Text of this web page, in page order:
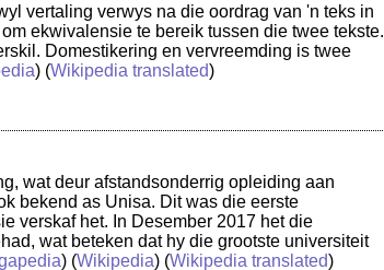
vertaling verwys na die oordrag van 'n teks in
ekwivalensie te bereik tussen die twee tekste.
Domestikering en vervreemding is twee
) (Wikipedia translated)
wat deur afstandsonderrig opleiding aan
bekend as Unisa. Dit was die eerste
verskaf het. In Desember 2017 het die
wat beteken dat hy die grootste universiteit
) (Wikipedia) (Wikipedia translated)